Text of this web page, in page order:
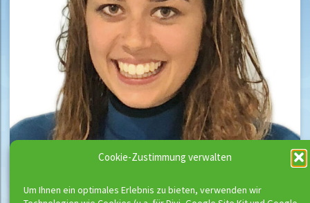
Cookie-Zustimmung verwalten
Um Ihnen ein optimales Erlebnis zu bieten, verwenden wir